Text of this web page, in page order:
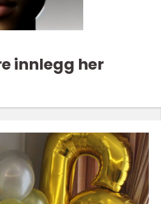
innlegg her